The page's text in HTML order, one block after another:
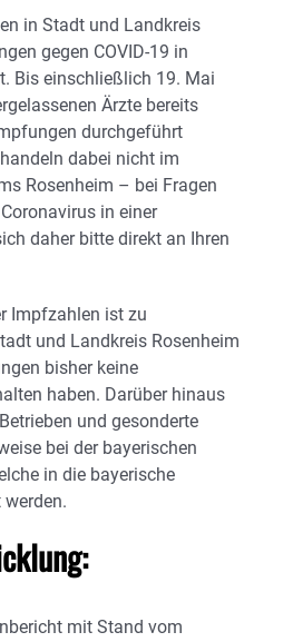
in Stadt und Landkreis
gegen COVID-19 in
Bis einschließlich 19. Mai
Ärzte bereits
durchgeführt
dabei nicht im
Rosenheim – bei Fragen
in einer
daher bitte direkt an Ihren
Impfzahlen ist zu
und Landkreis Rosenheim
bisher keine
haben. Darüber hinaus
und gesonderte
bei der bayerischen
in die bayerische
werden.
mit Stand vom